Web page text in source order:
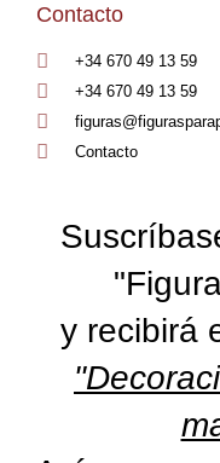
Contacto
+34 670 49 13 59
+34 670 49 13 59
Contacto
y recibirá